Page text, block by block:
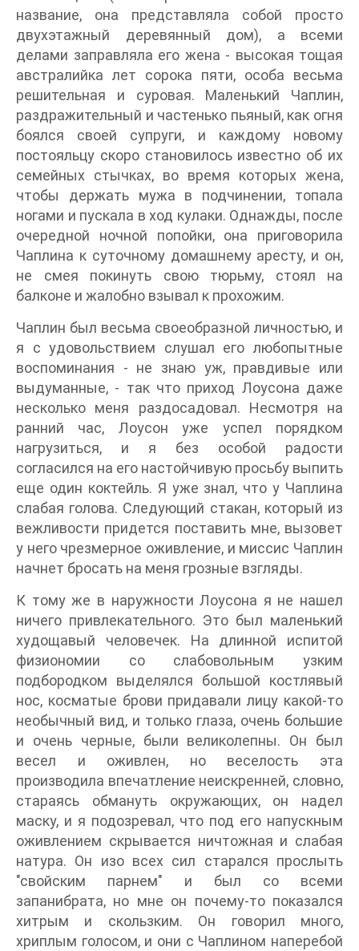
название, она представляла собой просто
двухэтажный деревянный дом), а всеми
делами заправляла его жена - высокая тощая
австралийка лет сорока пяти, особа весьма
решительная и суровая. Маленький Чаплин,
раздражительный и частенько пьяный, как огня
боялся своей супруги, и каждому новому
постояльцу скоро становилось известно об их
семейных стычках, во время которых жена,
чтобы держать мужа в подчинении, топала
ногами и пускала в ход кулаки. Однажды, после
очередной ночной попойки, она приговорила
Чаплина к суточному домашнему аресту, и он,
не смея покинуть свою тюрьму, стоял на
балконе и жалобно взывал к прохожим.
Чаплин был весьма своеобразной личностью, и
я с удовольствием слушал его любопытные
воспоминания - не знаю уж, правдивые или
выдуманные, - так что приход Лоусона даже
несколько меня раздосадовал. Несмотря на
ранний час, Лоусон уже успел порядком
нагрузиться, и я без особой радости
согласился на его настойчивую просьбу выпить
еще один коктейль. Я уже знал, что у Чаплина
слабая голова. Следующий стакан, который из
вежливости придется поставить мне, вызовет
у него чрезмерное оживление, и миссис Чаплин
начнет бросать на меня грозные взгляды.
К тому же в наружности Лоусона я не нашел
ничего привлекательного. Это был маленький
худощавый человечек. На длинной испитой
физиономии со слабовольным узким
подбородком выделялся большой костлявый
нос, косматые брови придавали лицу какой-то
необычный вид, и только глаза, очень большие
и очень черные, были великолепны. Он был
весел и оживлен, но веселость эта
производила впечатление неискренней, словно,
стараясь обмануть окружающих, он надел
маску, и я подозревал, что под его напускным
оживлением скрывается ничтожная и слабая
натура. Он изо всех сил старался прослыть
"свойским парнем" и был со всеми
запанибрата, но мне он почему-то показался
хитрым и скользким. Он говорил много,
хриплым голосом, и они с Чаплином наперебой